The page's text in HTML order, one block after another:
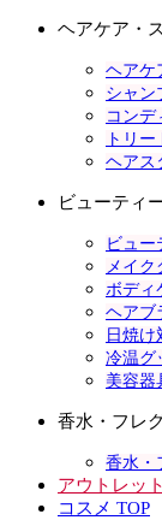
ヘアケア・
ヘアケ
シャン
コンデ
トリ
ヘアス
ビューティ
ビュー
メイク
ボディ
ヘアブ
日焼け
冷温グ
美容器
香水・フレ
香水・
アウトレット
コスメ TOP